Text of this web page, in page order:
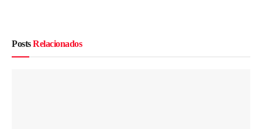
PostsRelacionados